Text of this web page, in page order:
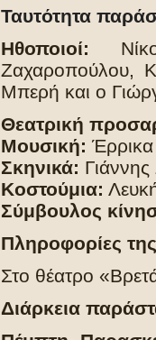
Ταυτότητα
Ηθοποιοί:
Ζαχαροπούλου,
Μπερή και ο
Θεατρική
Μουσική:
Σκηνικά: Γιάννης
Κοστούμια:
Σύμβουλος
Πληροφορίες
Στο θέατρο
Διάρκεια